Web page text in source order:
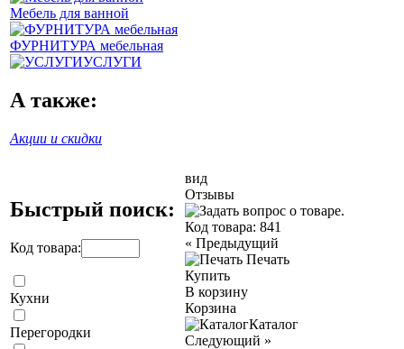
Мебель для ванной
ФУРНИТУРА мебельная
УСЛУГИ
А также:
Акции и скидки
Быстрый поиск:
Код товара:
Кухни
Перегородки
вид
Отзывы
Код товара: 841
« Предыдущий
Печать
Купить
В корзину
Корзина
Каталог
Следующий »